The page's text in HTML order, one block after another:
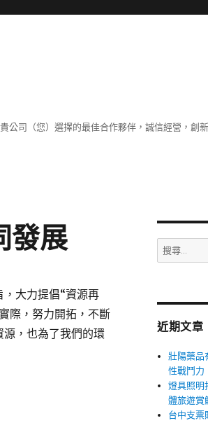
司（您）選擇的最佳合作夥伴，誠信經營，創
發展
大力提倡“資源再
際，努力開拓，不斷
，也為了我們的環
搜
尋
字:
近期文章
壯陽藥品
性戰鬥力
燈具照明
體旅遊賞
台中支票